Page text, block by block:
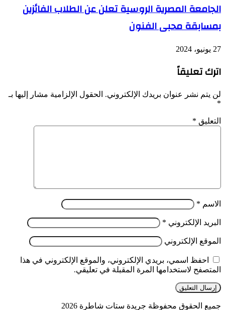
الجامعة المصرية الروسية تعلن عن الطلاب الفائزين
بمسابقة محبى الفنون
27 يونيو، 2024
اترك تعليقاً
لن يتم نشر عنوان بريدك الإلكتروني. الحقول الإلزامية مشار إليها بـ
*
التعليق *
الاسم *
البريد الإلكتروني *
الموقع الإلكتروني
احفظ اسمي، بريدي الإلكتروني، والموقع الإلكتروني في هذا
المتصفح لاستخدامها المرة المقبلة في تعليقي.
جميع الحقوق محفوظة جريدة ستات شاطرة 2026